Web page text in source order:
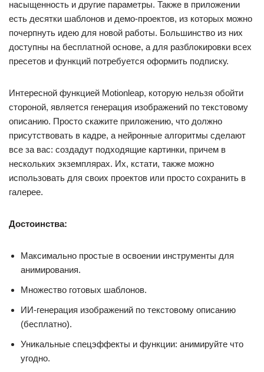
насыщенность и другие параметры. Также в приложении
есть десятки шаблонов и демо-проектов, из которых можно
почерпнуть идею для новой работы. Большинство из них
доступны на бесплатной основе, а для разблокировки всех
пресетов и функций потребуется оформить подписку.
Интересной функцией Motionleap, которую нельзя обойти
стороной, является генерация изображений по текстовому
описанию. Просто скажите приложению, что должно
присутствовать в кадре, а нейронные алгоритмы сделают
все за вас: создадут подходящие картинки, причем в
нескольких экземплярах. Их, кстати, также можно
использовать для своих проектов или просто сохранить в
галерее.
Достоинства:
Максимально простые в освоении инструменты для
анимирования.
Множество готовых шаблонов.
ИИ-генерация изображений по текстовому описанию
(бесплатно).
Уникальные спецэффекты и функции: анимируйте что
угодно.